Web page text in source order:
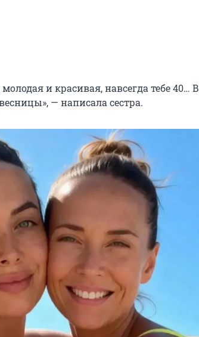
и красивая, навсегда тебе 40…
— написала сестра.